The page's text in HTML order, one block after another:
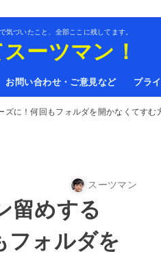
気づいたこと、全部ここに残してます。
ーツマン！
お問い合わせ・ご意見など プラ
に！何回もフォルダを開かなくてすむ
スーツマン
留めする
フォルダを